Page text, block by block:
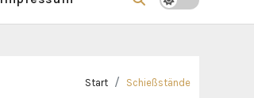
Start Schießstände